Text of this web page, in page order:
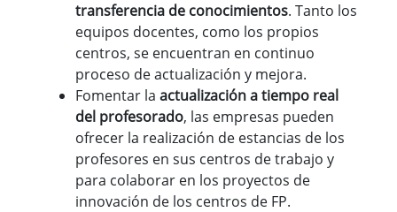
transferencia de conocimientos. Tanto los
equipos docentes, como los propios
centros, se encuentran en continuo
proceso de actualización y mejora.
Fomentar la actualización a tiempo real
del profesorado, las empresas pueden
ofrecer la realización de estancias de los
profesores en sus centros de trabajo y
para colaborar en los proyectos de
innovación de los centros de FP.